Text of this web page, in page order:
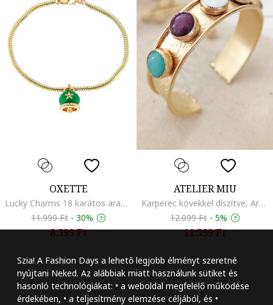
Szia! A Fashion Days a lehető legjobb élményt szeretné
nyújtani Neked. Az alábbiak miatt használunk sütiket és
hasonló technológiákat: • a weboldal megfelelő működése
érdekében, • a teljesítmény elemzése céljából, és •
OXETTE
Lucky Charms 18 karátos aranybevonatú karkötő, Aranyszín
11.999 Ft - 30%
8.399 Ft
ATELIER MIU
Karperec kövekkel díszítve, Aranyszín
12.099 Ft - 5%
11.399 Ft
Szöveg méretének
Szóköz növelése